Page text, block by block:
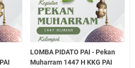
LOMBA PIDATO PAI - Pekan
Muharram 1447 H KKG PAI